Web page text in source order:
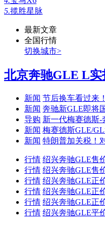
5.揽胜星脉
最新文章
全国行情
切换城市>
北京奔驰GLE L实
新闻 节后换车看过来
新闻 奔驰新GLE即将
导购 新一代梅赛德斯-
新闻 梅赛德斯GLE/
新闻 特朗普加关税！
行情 绍兴奔驰GLE售
行情 绍兴奔驰GLE售
行情 绍兴奔驰GLE正
行情 绍兴奔驰GLE正
行情 绍兴奔驰GLE正
行情 绍兴奔驰GLE平